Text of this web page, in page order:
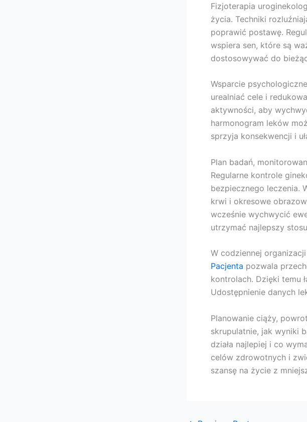
Fizjoterapia
życia. Techniki
poprawić postawę.
wspiera sen, które są
dostosowywać do
Wsparcie
urealniać cele i
aktywności, aby
harmonogram leków
sprzyja konsekwencji i
Plan badań,
Regularne kontrole
bezpiecznego leczenia.
krwi i okresowe
wcześnie wychwycić
utrzymać najlepszy
W codziennej
Pacjenta pozwala
kontrolach. Dzięki temu
Udostępnienie danych
Planowanie ciąży,
skrupulatnie, jak wyniki
działa najlepiej i co
celów zdrowotnych i
szansę na życie z